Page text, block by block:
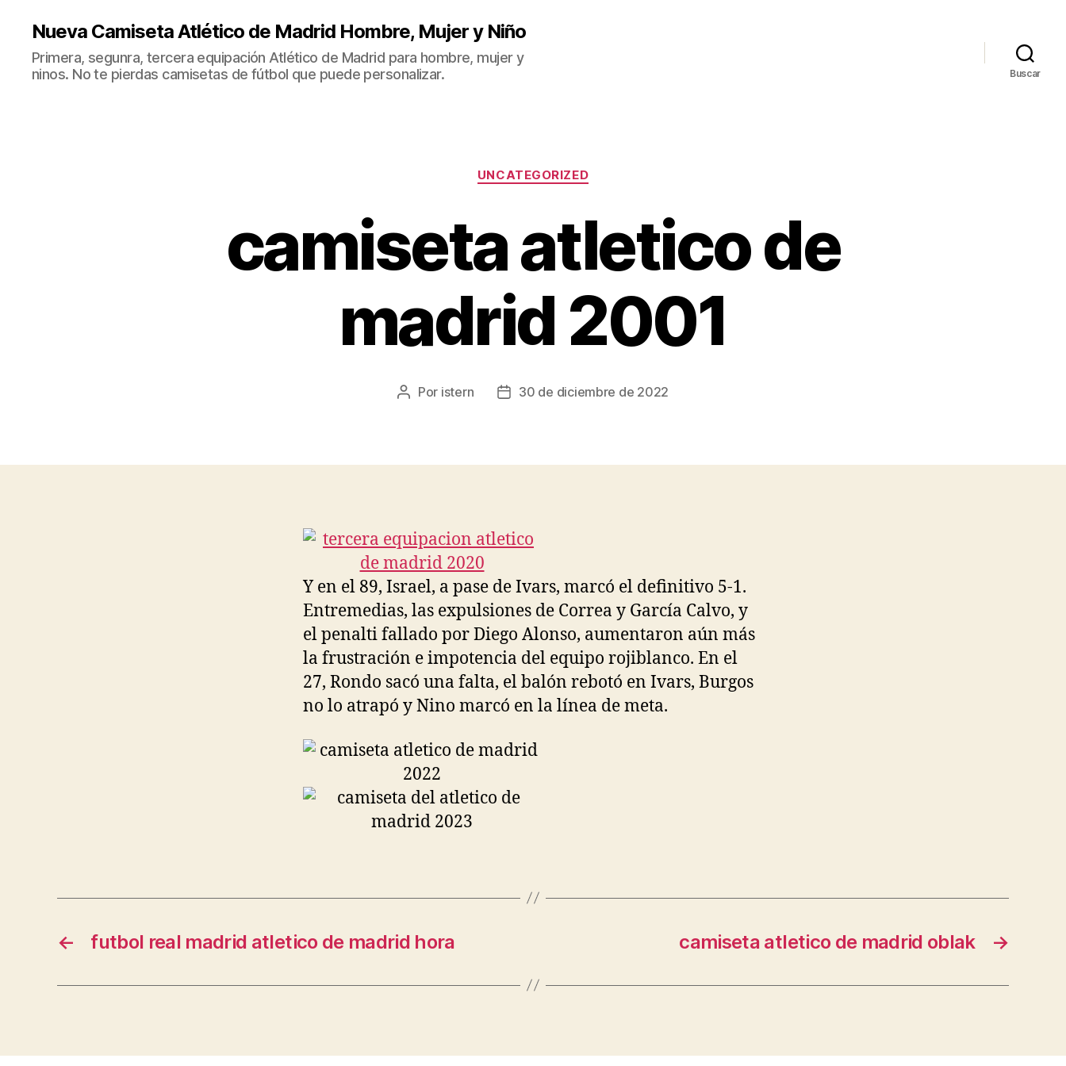
Nueva Camiseta Atlético de Madrid Hombre, Mujer y Niño
Primera, segunra, tercera equipación Atlético de Madrid para hombre, mujer y
ninos. No te pierdas camisetas de fútbol que puede personalizar.
Buscar
Categorías
UNCATEGORIZED
camiseta atletico de
madrid 2001
Autor
Por istern
Fecha30 de diciembre de 2022
Y en el 89, Israel, a pase de Ivars, marcó el definitivo 5-1.
Entremedias, las expulsiones de Correa y García Calvo, y
el penalti fallado por Diego Alonso, aumentaron aún más
la frustración e impotencia del equipo rojiblanco. En el
27, Rondo sacó una falta, el balón rebotó en Ivars, Burgos
no lo atrapó y Nino marcó en la línea de meta.
← futbol real madrid atletico de madrid hora →
camiseta atletico de madrid oblak